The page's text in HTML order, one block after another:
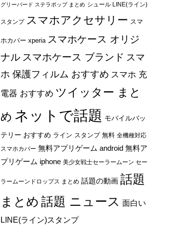
グリーバード ステラポップ まとめ シュール LINE(ライン)
スタンプ スマホアクセサリー スマ
ホカバー xperia スマホケース オリジ
ナル スマホケース ブランド スマ
ホ 保護フィルム おすすめ スマホ 充
電器 おすすめ ツイッター まと
め ネットで話題 モバイルバッ
テリー おすすめ ライン スタンプ 無料 全機種対応
スマホカバー 無料アプリゲーム android 無料ア
プリゲーム iphone 美少女戦士セーラームーン セー
ラームーンドロップス まとめ 話題の動画 話題
まとめ 話題 ニュース 面白い
LINE(ライン)スタンプ